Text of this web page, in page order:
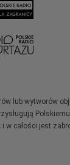
lub wytworów
całości jest